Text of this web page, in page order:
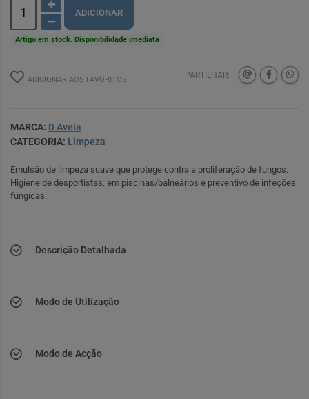
ADICIONAR
Artigo em stock. Disponibilidade imediata
ADICIONAR AOS FAVORITOS PARTILHAR:
MARCA: D Aveia
CATEGORIA: Limpeza
Emulsão de limpeza suave que protege contra a proliferação de fungos.
Higiene de desportistas, em piscinas/balneários e preventivo de infeções
fúngicas.
Descrição Detalhada
Modo de Utilização
Modo de Acção